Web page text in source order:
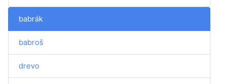
babrák
babroš
drevo